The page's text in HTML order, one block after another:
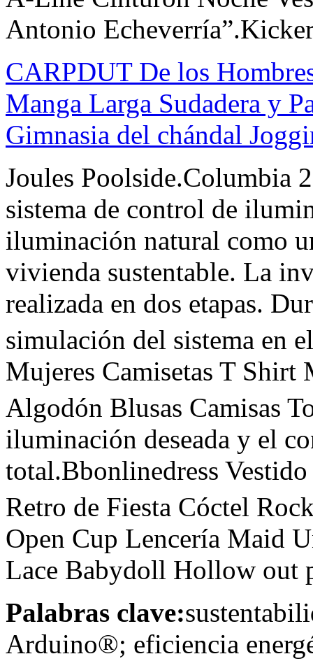
Antonio
CARPDUT De los
Manga Larga Sudadera y
Gimnasia del chándal
Joules Poolside.Columbia
sistema de control de
iluminación natural como
vivienda sustentable. La
realizada en dos etapas.
simulación del sistema en
Mujeres Camisetas T Shirt
Algodón Blusas Camisas
iluminación deseada y el
total.Bbonlinedress
Retro de Fiesta Cóctel
Open Cup Lencería Maid
Lace Babydoll Hollow out
Palabras clave:
Arduino®; eficiencia